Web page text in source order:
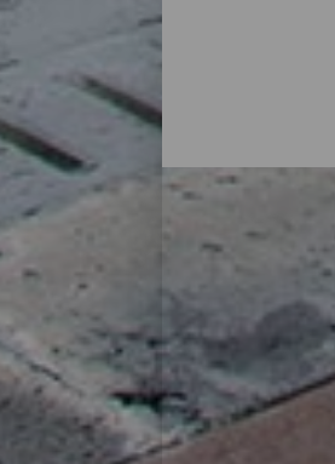
Et hus på
godt utvalg
finner du det